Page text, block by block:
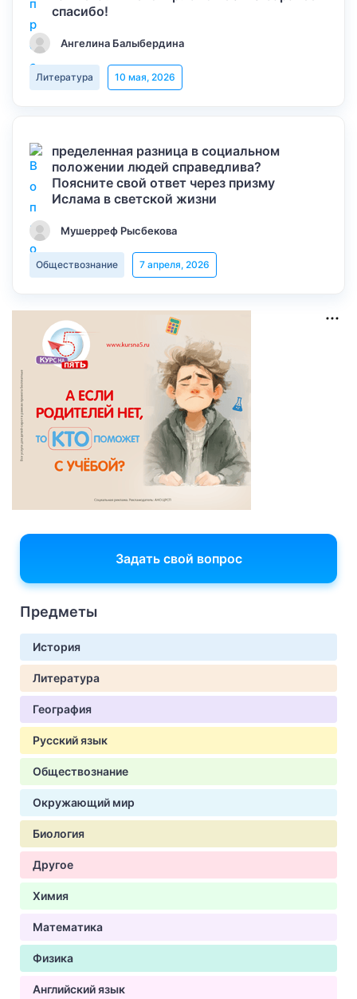
спасибо!
Ангелина Балыбердина
Литература 10 мая, 2026
пределенная разница в социальном
положении людей справедлива?
Поясните свой ответ через призму
Ислама в светской жизни
Мушерреф Рысбекова
Обществознание 7 апреля, 2026
Задать свой вопрос
Предметы
История
Литература
География
Русский язык
Обществознание
Окружающий мир
Биология
Другое
Химия
Математика
Физика
Английский язык